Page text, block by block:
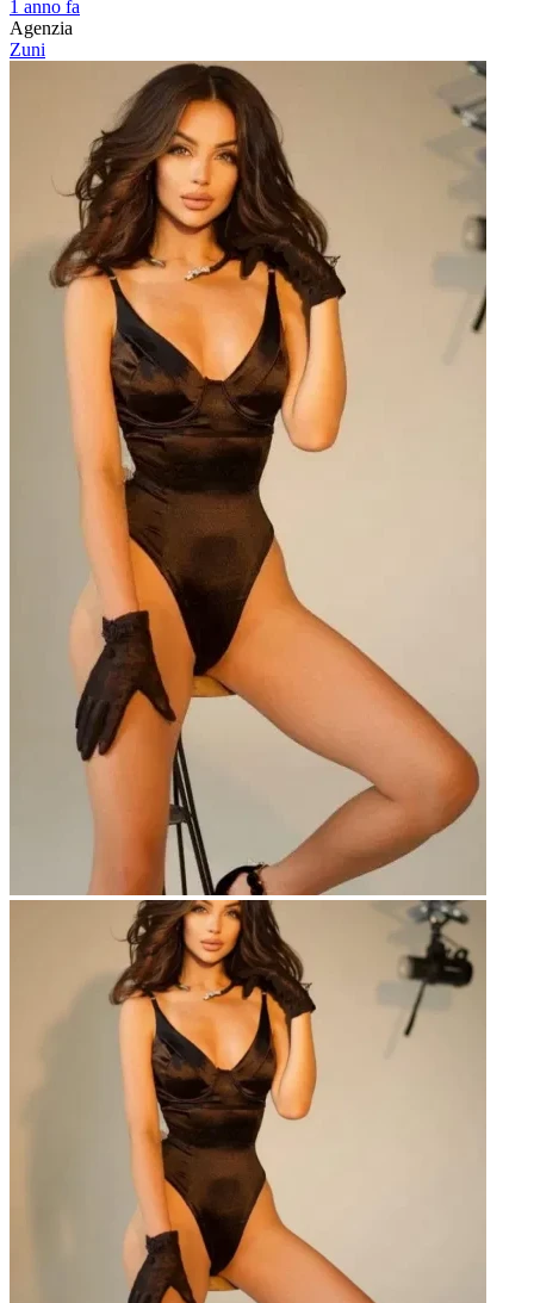
1 anno fa
Agenzia
Zuni